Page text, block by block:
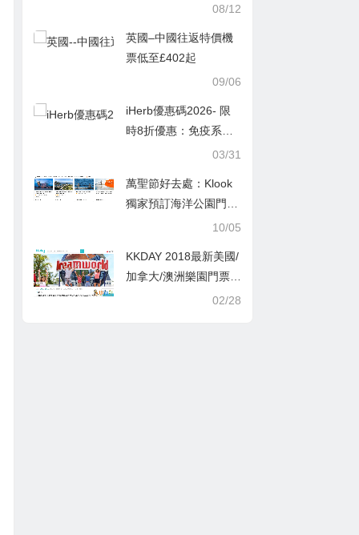
定商品69折, 商品滿5,0
2888元現折300, WIFI
商品88折
08/12
英國–中國往返特價機
票低至£402起
09/06
iHerb優惠碼2026- 限
時8折優惠：免疫系統/
機體能量/Solumeve產
03/31
萬聖節好去處：Klook
獨家預訂海洋公園門票
買1送1電子優惠券10/05
KKDAY 2018最新美國/
加拿大/澳洲樂園門票活
動套票優惠券 折扣碼
02/28